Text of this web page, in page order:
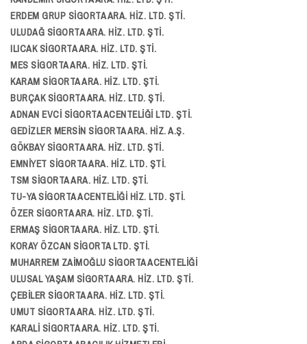
ERDEM GRUP SİGORTA ARA. HİZ. LTD. ŞTİ.
ULUDAĞ SİGORTA ARA. HİZ. LTD. ŞTİ.
ILICAK SİGORTA ARA. HİZ. LTD. ŞTİ.
MES SİGORTA ARA. HİZ. LTD. ŞTİ.
KARAM SİGORTA ARA. HİZ. LTD. ŞTİ.
BURÇAK SİGORTA ARA. HİZ. LTD. ŞTİ.
ADNAN EVCİ SİGORTA ACENTELİĞİ LTD. ŞTİ.
GEDİZLER MERSİN SİGORTA ARA. HİZ. A.Ş.
GÖKBAY SİGORTA ARA. HİZ. LTD. ŞTİ.
EMNİYET SİGORTA ARA. HİZ. LTD. ŞTİ.
TSM SİGORTA ARA. HİZ. LTD. ŞTİ.
TU-YA SİGORTA ACENTELİĞİ HİZ. LTD. ŞTİ.
ÖZER SİGORTA ARA. HİZ. LTD. ŞTİ.
ERMAŞ SİGORTA ARA. HİZ. LTD. ŞTİ.
KORAY ÖZCAN SİGORTA LTD. ŞTİ.
MUHARREM ZAİMOĞLU SİGORTA ACENTELİĞİ
ULUSAL YAŞAM SİGORTA ARA. HİZ. LTD. ŞTİ.
ÇEBİLER SİGORTA ARA. HİZ. LTD. ŞTİ.
UMUT SİGORTA ARA. HİZ. LTD. ŞTİ.
KARALİ SİGORTA ARA. HİZ. LTD. ŞTİ.